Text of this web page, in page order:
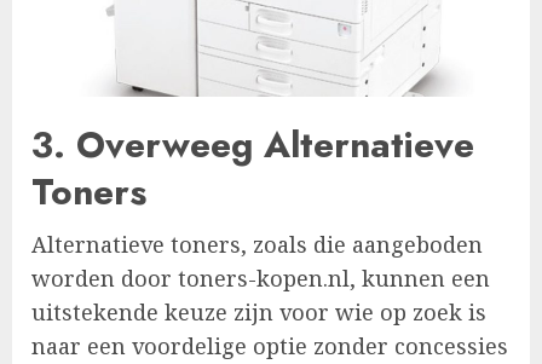
3. Overweeg Alternatieve
Toners
Alternatieve toners, zoals die aangeboden
worden door toners-kopen.nl, kunnen een
uitstekende keuze zijn voor wie op zoek is
naar een voordelige optie zonder concessies